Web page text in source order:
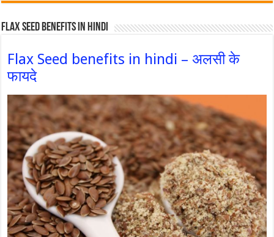
Flax Seed Benefits in hindi
Flax Seed benefits in hindi – अलसी के
फायदे